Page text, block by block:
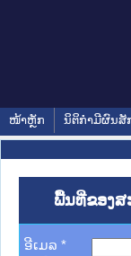
ໜ້າຫຼັກ ນິຕິກໍາມີຜົນສັ
ພື້ນທີ່ຂອງສ
ອີເມລ *